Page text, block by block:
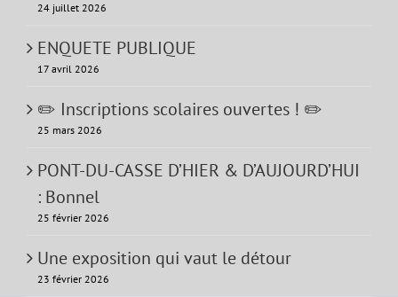
24 juillet 2026
ENQUETE PUBLIQUE
17 avril 2026
✏️ Inscriptions scolaires ouvertes ! ✏️
25 mars 2026
PONT-DU-CASSE D’HIER & D’AUJOURD’HUI
: Bonnel
25 février 2026
Une exposition qui vaut le détour
23 février 2026